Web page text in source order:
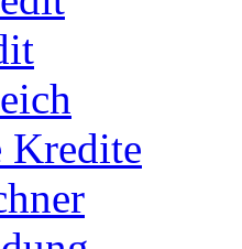
Kredite